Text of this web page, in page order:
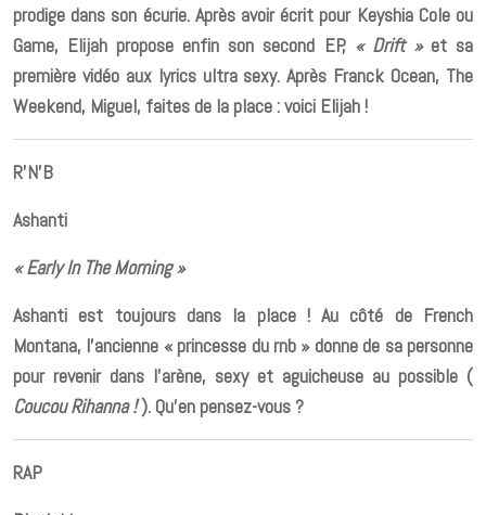
prodige dans son écurie. Après avoir écrit pour Keyshia Cole ou
Game, Elijah propose enfin son second EP, « Drift »et sa
première vidéo aux lyrics ultra sexy. Après Franck Ocean, The
Weekend, Miguel, faites de la place : voici Elijah !
R’N’B
Ashanti
« Early In The Morning »
Ashanti est toujours dans la place ! Au côté de French
Montana, l’ancienne « princesse du rnb » donne de sa personne
pour revenir dans l’arène, sexy et aguicheuse au possible (
Coucou Rihanna !). Qu’en pensez-vous ?
RAP